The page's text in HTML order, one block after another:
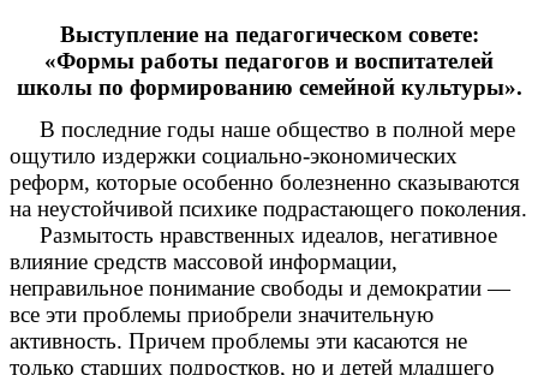
Выступление на педагогическом совете:
«Формы работы педагогов и воспитателей
школы по формированию семейной культуры».
В последние годы наше общество в полной мере
ощутило издержки социально-экономических
реформ, которые особенно болезненно сказываются
на неустойчивой психике подрастающего поколения.
Размытость нравственных идеалов, негативное
влияние средств массовой информации,
неправильное понимание свободы и демократии —
все эти проблемы приобрели значительную
активность. Причем проблемы эти касаются не
только старших подростков, но и детей младшего